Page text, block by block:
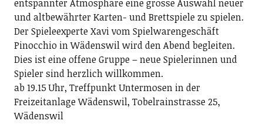
entspannter Atmosphäre eine grosse Auswahl neuer
und altbewährter Karten- und Brettspiele zu spielen.
Der Spieleexperte Xavi vom Spielwarengeschäft
Pinocchio in Wädenswil wird den Abend begleiten.
Dies ist eine offene Gruppe – neue Spielerinnen und
Spieler sind herzlich willkommen.
ab 19.15 Uhr, Treffpunkt Untermosen in der
Freizeitanlage Wädenswil, Tobelrainstrasse 25,
Wädenswil